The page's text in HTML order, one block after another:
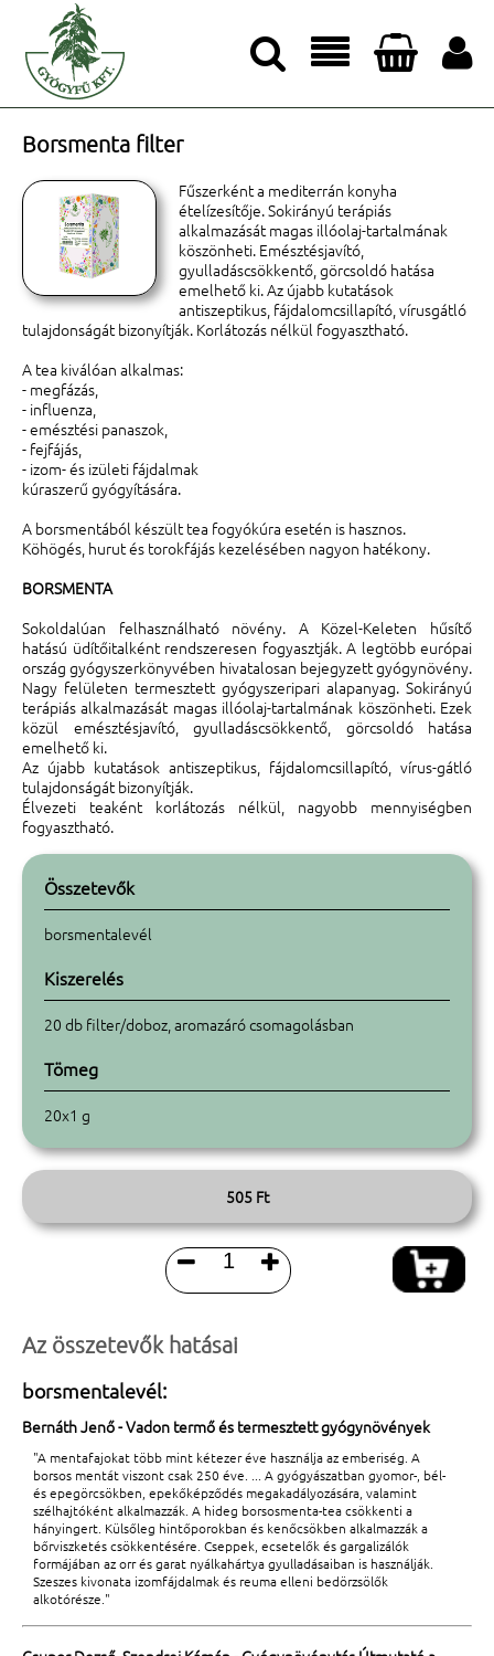




Borsmenta filter
Fűszerként a mediterrán konyha
ételízesítője. Sokirányú terápiás
alkalmazását magas illóolaj-tartalmának
köszönheti. Emésztésjavító,
gyulladáscsökkentő, görcsoldó hatása
emelhető ki. Az újabb kutatások
antiszeptikus, fájdalomcsillapító, vírusgátló
tulajdonságát bizonyítják. Korlátozás nélkül fogyasztható.
A tea kiválóan alkalmas:
- megfázás,
- influenza,
- emésztési panaszok,
- fejfájás,
- izom- és izületi fájdalmak
kúraszerű gyógyítására.
A borsmentából készült tea fogyókúra esetén is hasznos.
Köhögés, hurut és torokfájás kezelésében nagyon hatékony.
BORSMENTA
Sokoldalúan felhasználható növény. A Közel-Keleten hűsítő
hatású üdítőitalként rendszeresen fogyasztják. A legtöbb európai
ország gyógyszerkönyvében hivatalosan bejegyzett gyógynövény.
Nagy felületen termesztett gyógyszeripari alapanyag. Sokirányú
terápiás alkalmazását magas illóolaj-tartalmának köszönheti. Ezek
közül emésztésjavító, gyulladáscsökkentő, görcsoldó hatása
emelhető ki.
Az újabb kutatások antiszeptikus, fájdalomcsillapító, vírus-gátló
tulajdonságát bizonyítják.
Élvezeti teaként korlátozás nélkül, nagyobb mennyiségben
fogyasztható.
Összetevők
borsmentalevél
Kiszerelés
20 db filter/doboz, aromazáró csomagolásban
Tömeg
20x1 g
505 Ft
 
Az összetevők hatásai
borsmentalevél:
Bernáth Jenő - Vadon termő és termesztett gyógynövények
"A mentafajokat több mint kétezer éve használja az emberiség. A
borsos mentát viszont csak 250 éve. ... A gyógyászatban gyomor-, bél-
és epegörcsökben, epekőképződés megakadályozására, valamint
szélhajtóként alkalmazzák. A hideg borsosmenta-tea csökkenti a
hányingert. Külsőleg hintőporokban és kenőcsökben alkalmazzák a
bőrviszketés csökkentésére. Cseppek, ecsetelők és gargalizálók
formájában az orr és garat nyálkahártya gyulladásaiban is használják.
Szeszes kivonata izomfájdalmak és reuma elleni bedörzsölők
alkotórésze."